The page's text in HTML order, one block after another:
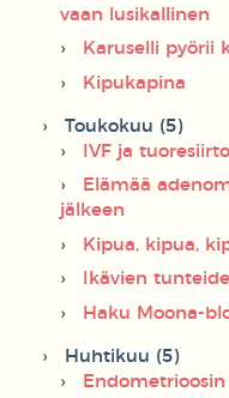
vaan lusikallinen
Karuselli pyörii
Kipukapina
Toukokuu (5)
IVF ja tuoresiirto
Elämää
jälkeen
Kipua, kipua,
Ikävien
Haku Moona-
Huhtikuu (5)